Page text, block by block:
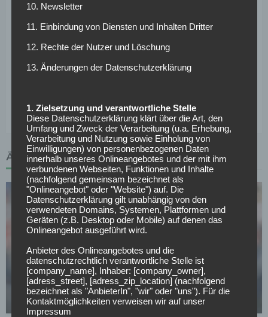
Sommer die Verträge von Nachwuchstorwart Silas
Alexander Meyer ist ebenfalls nur noch bis 2026
gebunden. Ramaj kommt somit als Herausforderer und
Verstärkung für die Zukunft.
deutschen Fußball findest du hier >>
ÄHNLICHE ARTIKEL
BUNDESLIGA
Courtois begrüßt Van Bommel als neuen Belgien-
Coach
27.07.2026
10. Newsletter
11. Einbindung von Diensten und Inhalten Dritter
12. Rechte der Nutzer und Löschung
13. Änderungen der Datenschutzerklärung
1. Zielsetzung und verantwortliche Stelle
Diese Datenschutzerklärung klärt über die Art, den
Umfang und Zweck der Verarbeitung (u.a. Erhebung,
Verarbeitung und Nutzung sowie Einholung von
Einwilligungen) von personenbezogenen Daten
innerhalb unseres Onlineangebotes und der mit ihm
verbundenen Webseiten, Funktionen und Inhalte
(nachfolgend gemeinsam bezeichnet als
"Onlineangebot" oder "Website") auf. Die
Datenschutzerklärung gilt unabhängig von den
verwendeten Domains, Systemen, Plattformen und
Geräten (z.B. Desktop oder Mobile) auf denen das
Onlineangebot ausgeführt wird.
Anbieter des Onlineangebotes und die
datenschutzrechtlich verantwortliche Stelle ist
[company_name], Inhaber: [company_owner],
[adress_street], [adress_zip_location] (nachfolgend
bezeichnet als "AnbieterIn", "wir" oder "uns"). Für die
Kontaktmöglichkeiten verweisen wir auf unser
Impressum